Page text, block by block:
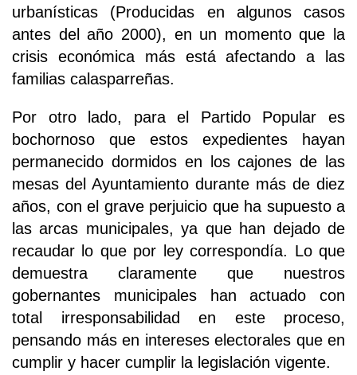
urbanísticas (Producidas en algunos casos
antes del año 2000), en un momento que la
crisis económica más está afectando a las
familias calasparreñas.
Por otro lado, para el Partido Popular es
bochornoso que estos expedientes hayan
permanecido dormidos en los cajones de las
mesas del Ayuntamiento durante más de diez
años, con el grave perjuicio que ha supuesto a
las arcas municipales, ya que han dejado de
recaudar lo que por ley correspondía. Lo que
demuestra claramente que nuestros
gobernantes municipales han actuado con
total irresponsabilidad en este proceso,
pensando más en intereses electorales que en
cumplir y hacer cumplir la legislación vigente.